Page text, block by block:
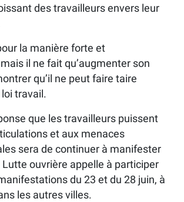
des travailleurs envers leur
la manière forte et
il ne fait qu’augmenter son
qu’il ne peut faire taire
loi travail.
que les travailleurs puissent
et aux menaces
sera de continuer à manifester
ouvrière appelle à participer
du 23 et du 28 juin, à
les autres villes.